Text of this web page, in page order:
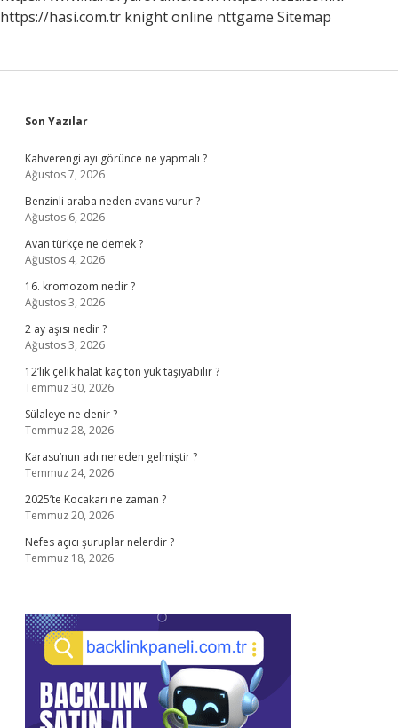
https://hasi.com.tr knight online nttgame Sitemap
Sidebar
Son Yazılar
Kahverengi ayı görünce ne yapmalı ?
Ağustos 7, 2026
Benzinli araba neden avans vurur ?
Ağustos 6, 2026
Avan türkçe ne demek ?
Ağustos 4, 2026
16. kromozom nedir ?
Ağustos 3, 2026
2 ay aşısı nedir ?
Ağustos 3, 2026
12’lik çelik halat kaç ton yük taşıyabilir ?
Temmuz 30, 2026
Sülaleye ne denir ?
Temmuz 28, 2026
Karasu’nun adı nereden gelmiştir ?
Temmuz 24, 2026
2025’te Kocakarı ne zaman ?
Temmuz 20, 2026
Nefes açıcı şuruplar nelerdir ?
Temmuz 18, 2026